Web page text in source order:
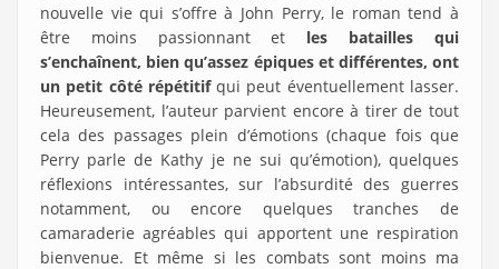
nouvelle vie qui s’offre à John Perry, le roman tend à
être moins passionnant et les batailles qui
s’enchaînent, bien qu’assez épiques et différentes, ont
un petit côté répétitifqui peut éventuellement lasser.
Heureusement, l’auteur parvient encore à tirer de tout
cela des passages plein d’émotions (chaque fois que
Perry parle de Kathy je ne sui qu’émotion), quelques
réflexions intéressantes, sur l’absurdité des guerres
notamment, ou encore quelques tranches de
camaraderie agréables qui apportent une respiration
bienvenue. Et même si les combats sont moins ma